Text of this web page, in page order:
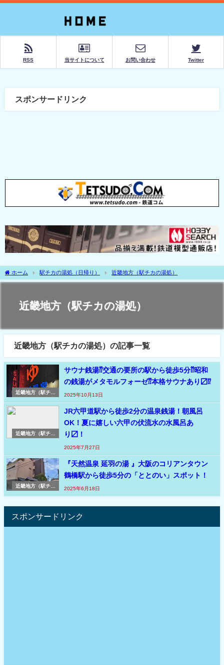
RSS 当サイトについて お問い合わせ Twitter
スポンサードリンク
ホーム 駅チカの湯処（日帰り） 近畿地方（駅チカの湯処）
近畿地方（駅チカの湯処）
近畿地方（駅チカの湯処）の記事一覧
近畿地方（駅チカ
サウナ銭湯⁇交通の要所の駅から徒歩5分⁇昭和
の銭湯がメタモルフォーゼ⁇本格サウナあり〼⁉
2025年10月13日
近畿地方（駅チカ
JR六甲道駅から徒歩2分の温泉銭湯！朝風呂
OK！夏に嬉しい六甲の伏流水の水風呂あ
り〼！
2025年7月27日
近畿地方（駅チカ
『天然温泉 延羽の湯 』大阪のコリアンタウン
鶴橋駅から徒歩5分の「ととのい」スポット！
2025年6月18日
スポンサードリンク